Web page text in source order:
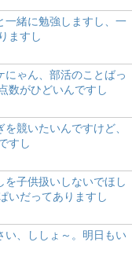
一緒に勉強しますし、一
ますし
にゃん、部活のことばっ
数がひどいんですし
競いたいんですけど、
すし
を子供扱いしないでほし
いだってありますし
い、ししょ～。明日もい